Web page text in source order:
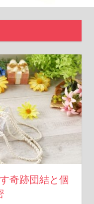
奇跡団結と個